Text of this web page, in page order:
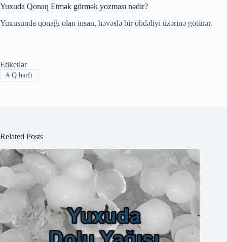
Yuxuda Qonaq Etmək görmək yozması nədir?
Yuxusunda qonağı olan insan, həvəslə bir öhdəliyi üzərinə götürər.
Etiketlər
#Q hərfi
Related Posts